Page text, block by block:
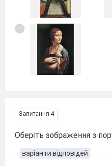
Запитання 4
Оберіть зображення з
варіанти відповідей